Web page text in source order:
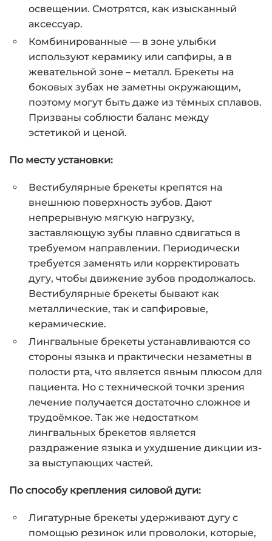
освещении. Смотрятся, как изысканный
аксессуар.
Комбинированные — в зоне улыбки
используют керамику или сапфиры, а в
жевательной зоне – металл. Брекеты на
боковых зубах не заметны окружающим,
поэтому могут быть даже из тёмных сплавов.
Призваны соблюсти баланс между
эстетикой и ценой.
По месту установки:
Вестибулярные брекеты крепятся на
внешнюю поверхность зубов. Дают
непрерывную мягкую нагрузку,
заставляющую зубы плавно сдвигаться в
требуемом направлении. Периодически
требуется заменять или корректировать
дугу, чтобы движение зубов продолжалось.
Вестибулярные брекеты бывают как
металлические, так и сапфировые,
керамические.
Лингвальные брекеты устанавливаются со
стороны языка и практически незаметны в
полости рта, что является явным плюсом для
пациента. Но с технической точки зрения
лечение получается достаточно сложное и
трудоёмкое. Так же недостатком
лингвальных брекетов является
раздражение языка и ухудшение дикции из-
за выступающих частей.
По способу крепления силовой дуги:
Лигатурные брекеты удерживают дугу с
помощью резинок или проволоки, которые,